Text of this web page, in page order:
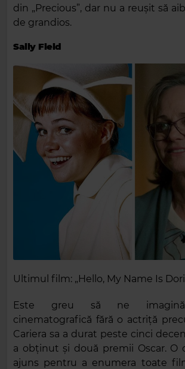
din „Precious”, dar nu a reușit să
de grandios.
Sally Field
Ultimul film: „Hello, My Name Is
Este greu să ne
cinematografică fără o actriță
Cariera sa a durat peste cinci
a obținut și două premii Oscar. O
ajuns pentru a enumera toate